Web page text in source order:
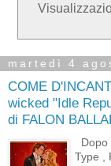
martedì 4
COME
wicked "Idle
di FALON
Dopo
Type ,